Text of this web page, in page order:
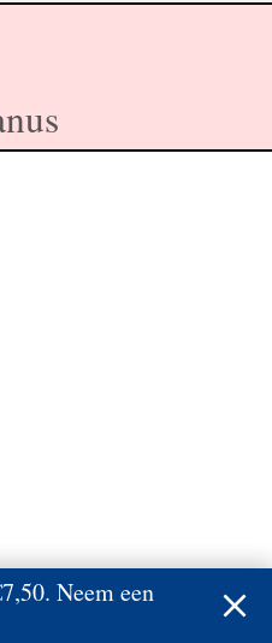
Neem een